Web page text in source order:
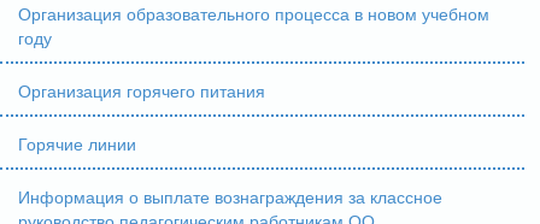
Организация образовательного процесса в новом учебном
году
Организация горячего питания
Горячие линии
Информация о выплате вознаграждения за классное